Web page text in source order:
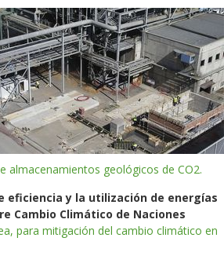
almacenamientos geológicos de CO2.
eficiencia y la utilización de energías
Cambio Climático de Naciones
para mitigación del cambio climático en